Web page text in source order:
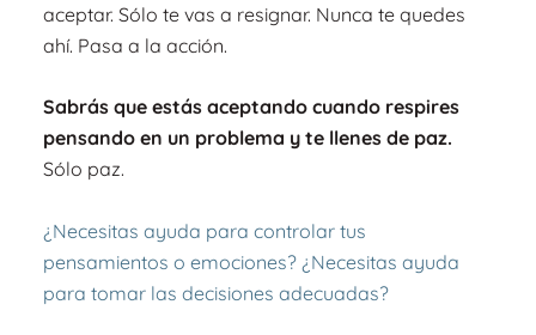
aceptar. Sólo te vas a resignar. Nunca te quedes
ahí. Pasa a la acción.
Sabrás que estás aceptando cuando respires
pensando en un problema y te llenes de paz.
Sólo paz.
¿Necesitas ayuda para controlar tus
pensamientos o emociones? ¿Necesitas ayuda
para tomar las decisiones adecuadas?